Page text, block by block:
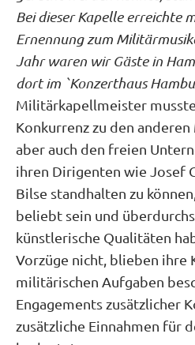
Bei dieser Kapelle erreichte
Ernennung zum
Jahr waren wir Gäste in
dort im `Konzerthaus
Militärkapellmeister
Konkurrenz zu den
aber auch den freien
ihren Dirigenten wie Josef
Bilse standhalten zu
beliebt sein und
künstlerische Qualitäten
Vorzüge nicht, blieben ihre
militärischen Aufgaben
Engagements zusätzlicher
zusätzliche Einnahmen für